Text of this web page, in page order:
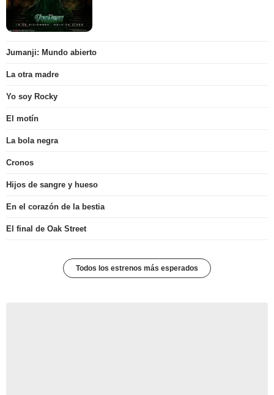
Jumanji: Mundo abierto
La otra madre
Yo soy Rocky
El motín
La bola negra
Cronos
Hijos de sangre y hueso
En el corazón de la bestia
El final de Oak Street
Todos los estrenos más esperados